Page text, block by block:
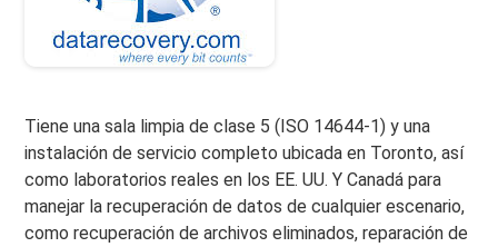
Tiene una sala limpia de clase 5 (ISO 14644-1) y una
instalación de servicio completo ubicada en Toronto, así
como laboratorios reales en los EE. UU. Y Canadá para
manejar la recuperación de datos de cualquier escenario,
como recuperación de archivos eliminados, reparación de